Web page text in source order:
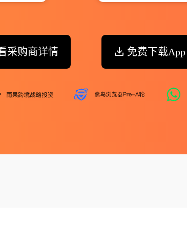
采购商详情 免费下载App